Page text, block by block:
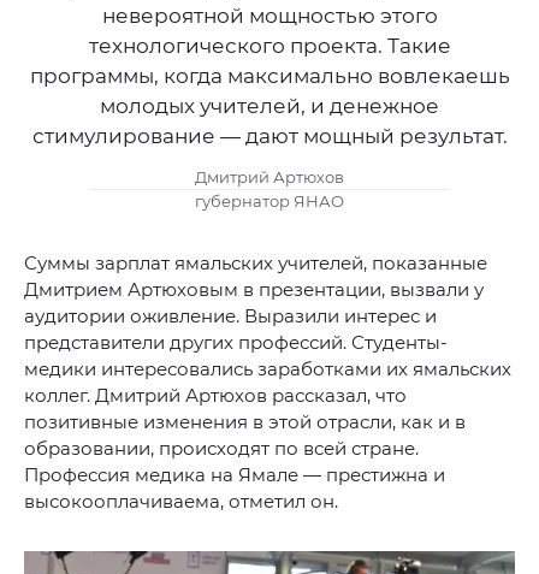
невероятной мощностью этого
технологического проекта. Такие
программы, когда максимально вовлекаешь
молодых учителей, и денежное
стимулирование — дают мощный результат.
Дмитрий Артюхов
губернатор ЯНАО
Суммы зарплат ямальских учителей, показанные
Дмитрием Артюховым в презентации, вызвали у
аудитории оживление. Выразили интерес и
представители других профессий. Студенты-
медики интересовались заработками их ямальских
коллег. Дмитрий Артюхов рассказал, что
позитивные изменения в этой отрасли, как и в
образовании, происходят по всей стране.
Профессия медика на Ямале — престижна и
высокооплачиваема, отметил он.